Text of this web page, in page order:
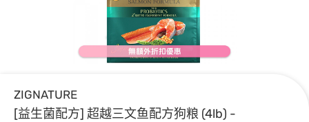
ZIGNATURE
[益生菌配方] 超越三文鱼配方狗粮 (4lb) -